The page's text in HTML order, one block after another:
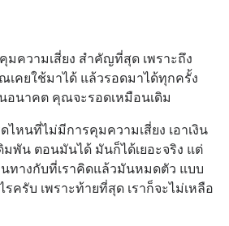
ลงทุน AI
มความเสี่ยง สำคัญที่สุด เพราะถึง
คยใช้มาได้ แล้วรอดมาได้ทุกครั้ง
อนาคต คุณจะรอดเหมือนเดิม
ไหนที่ไม่มีการคุมความเสี่ยง เอาเงิน
พัน ตอนมันได้ มันก็ได้เยอะจริง แต่
ทางกับที่เราคิดแล้วมันหมดตัว แบบ
ครับ เพราะท้ายที่สุด เราก็จะไม่เหลือ